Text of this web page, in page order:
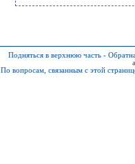
Подняться в верхнюю часть -
По вопросам, связанным с этой